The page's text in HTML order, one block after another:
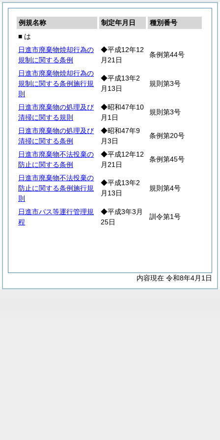
例規名称 制定年月日
種別番号
■ は
日進市廃棄物焼却行為の
規制に関する条例
◆平成12年12
月21日
条例第44号
日進市廃棄物焼却行為の
規制に関する条例施行規
則
◆平成13年2
月13日
規則第3号
日進市廃棄物の処理及び
清掃に関する規則
◆昭和47年10
月1日
規則第3号
日進市廃棄物の処理及び
清掃に関する条例
◆昭和47年9
月3日
条例第20号
日進市廃棄物不法投棄の
防止に関する条例
◆平成12年12
月21日
条例第45号
日進市廃棄物不法投棄の
防止に関する条例施行規
則
◆平成13年2
月13日
規則第4号
日進市バス等運行管理規
程
◆平成3年3月
25日
訓令第1号
内容現在 令和8年4月1日